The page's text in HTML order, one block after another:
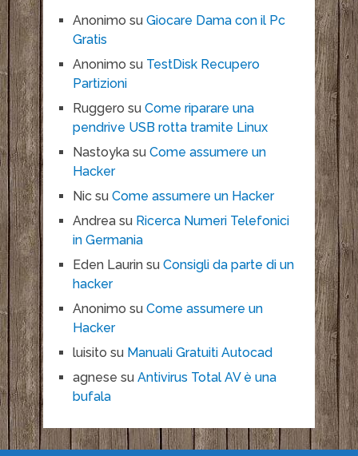
Anonimo su Giocare Dama con il Pc
Gratis
Anonimo su TestDisk Recupero
Partizioni
Ruggero su Come riparare una
pendrive USB rotta tramite Linux
Nastoykasu Come assumere un
Hacker
Nicsu Come assumere un Hacker
Andreasu Ricerca Numeri Telefonici
in Germania
Eden Laurinsu Consigli da parte di un
hacker
Anonimo su Come assumere un
Hacker
luisito su Manuali Gratuiti Autocad
agnese su Antivirus Total AV è una
bufala